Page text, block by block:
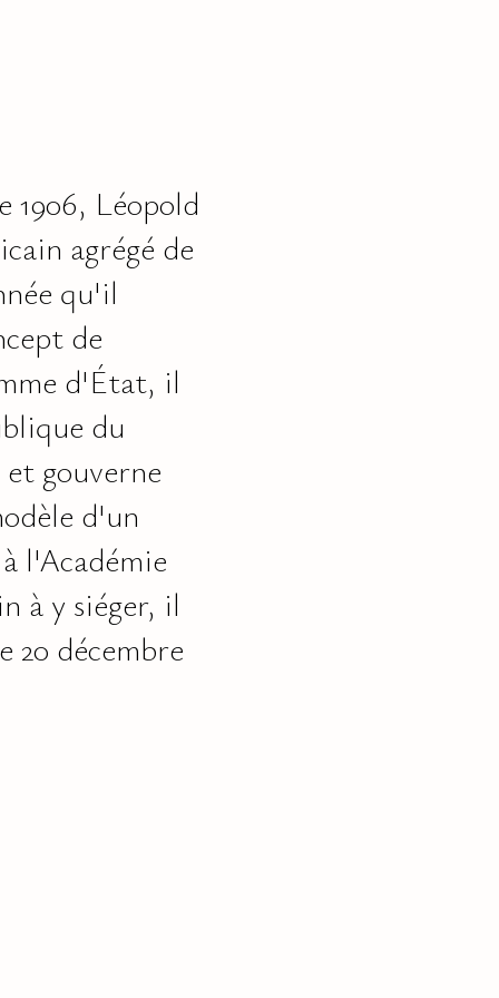
1906, Léopold
agrégé de
qu'il
de
d'État, il
du
et gouverne
d'un
l'Académie
à y siéger, il
20 décembre